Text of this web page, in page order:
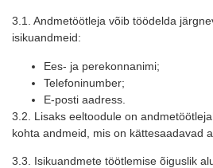
3.1. Andmetöötleja võib töödelda
isikuandmeid:
Ees- ja perekonnanimi;
Telefoninumber;
E-posti aadress.
3.2. Lisaks eeltoodule on
kohta andmeid, mis on kättesaadavad
3.3. Isikuandmete töötlemise õiguslik